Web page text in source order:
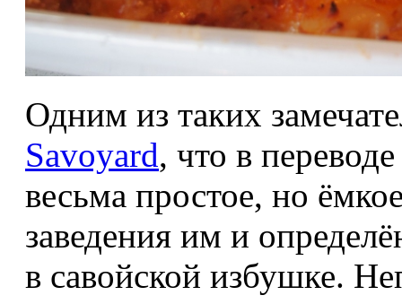
Одним из таких
Savoyard, что в
весьма простое, но
заведения им и
в савойской избушке.